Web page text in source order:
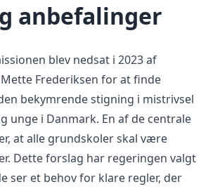
anbefalinger
blev nedsat i 2023 af
Frederiksen for at finde
bekymrende stigning i mistrivsel
unge i Danmark. En af de centrale
at alle grundskoler skal være
Dette forslag har regeringen valgt
ser et behov for klare regler, der